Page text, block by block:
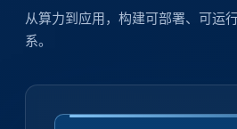
从算力到应用，构建可部署、可运
系。